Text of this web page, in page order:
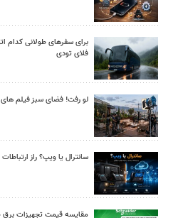
برای سفرهای طولانی کدام
فلای تودی
لو رفت! فضای سبز فیلم
سانترال یا ویپ؟ راز
مقایسه قیمت تجهیزات برق